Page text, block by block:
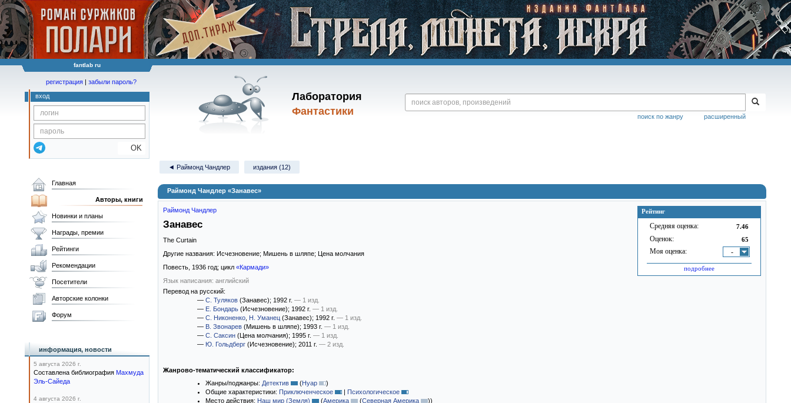
fantlab ru
Лаборатория
Фантастики
расширенный
поиск по жанру
регистрация | забыли пароль?
вход
OK
◄ Раймонд Чандлер издания (12)
Раймонд Чандлер «Занавес»
Рейтинг
Средняя оценка: 7.46
Оценок: 65
Моя оценка: -
подробнее
Раймонд Чандлер
Занавес
The Curtain
Другие названия: Исчезновение; Мишень в шляпе; Цена молчания
Повесть, 1936 год; цикл «Кармади»
Язык написания: английский
Перевод на русский:
— С. Туляков (Занавес); 1992 г. — 1 изд.
— Е. Бондарь (Исчезновение); 1992 г. — 1 изд.
— С. Никоненко Н. Уманец (Занавес); 1992 г. — 1 изд.
— В. Звонарев (Мишень в шляпе); 1993 г. — 1 изд.
— С. Саксин (Цена молчания); 1995 г. — 1 изд.
— Ю. Гольдберг (Исчезновение); 2011 г. — 2 изд.
Жанрово-тематический классификатор:
Жанры/поджанры: Детектив (Нуар
)
Общие характеристики: Приключенческое | Психологическое
Место действия: Наш мир (Земля) (Америка (Северная Америка ))
Главная
Авторы, книги
Новинки и планы
Награды, премии
Рейтинги
Рекомендации
Посетители
Авторские колонки
Форум
информация, новости
5 августа 2026 г.
Составлена библиография Махмуда
Эль-Сайеда
4 августа 2026 г.